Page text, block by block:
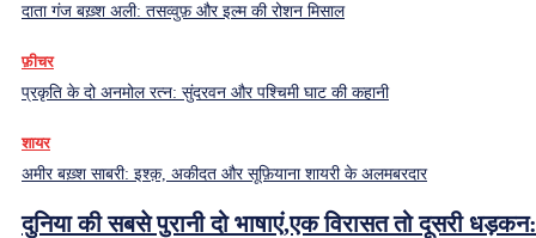
दाता गंज बख़्श अली: तसव्वुफ़ और इल्म की रोशन मिसाल
फ़ीचर
प्रकृति के दो अनमोल रत्न: सुंदरवन और पश्चिमी घाट की कहानी
शायर
अमीर बख़्श साबरी: इश्क़, अकीदत और सूफ़ियाना शायरी के अलमबरदार
दुनिया की सबसे पुरानी दो भाषाएं,एक विरासत तो दूसरी